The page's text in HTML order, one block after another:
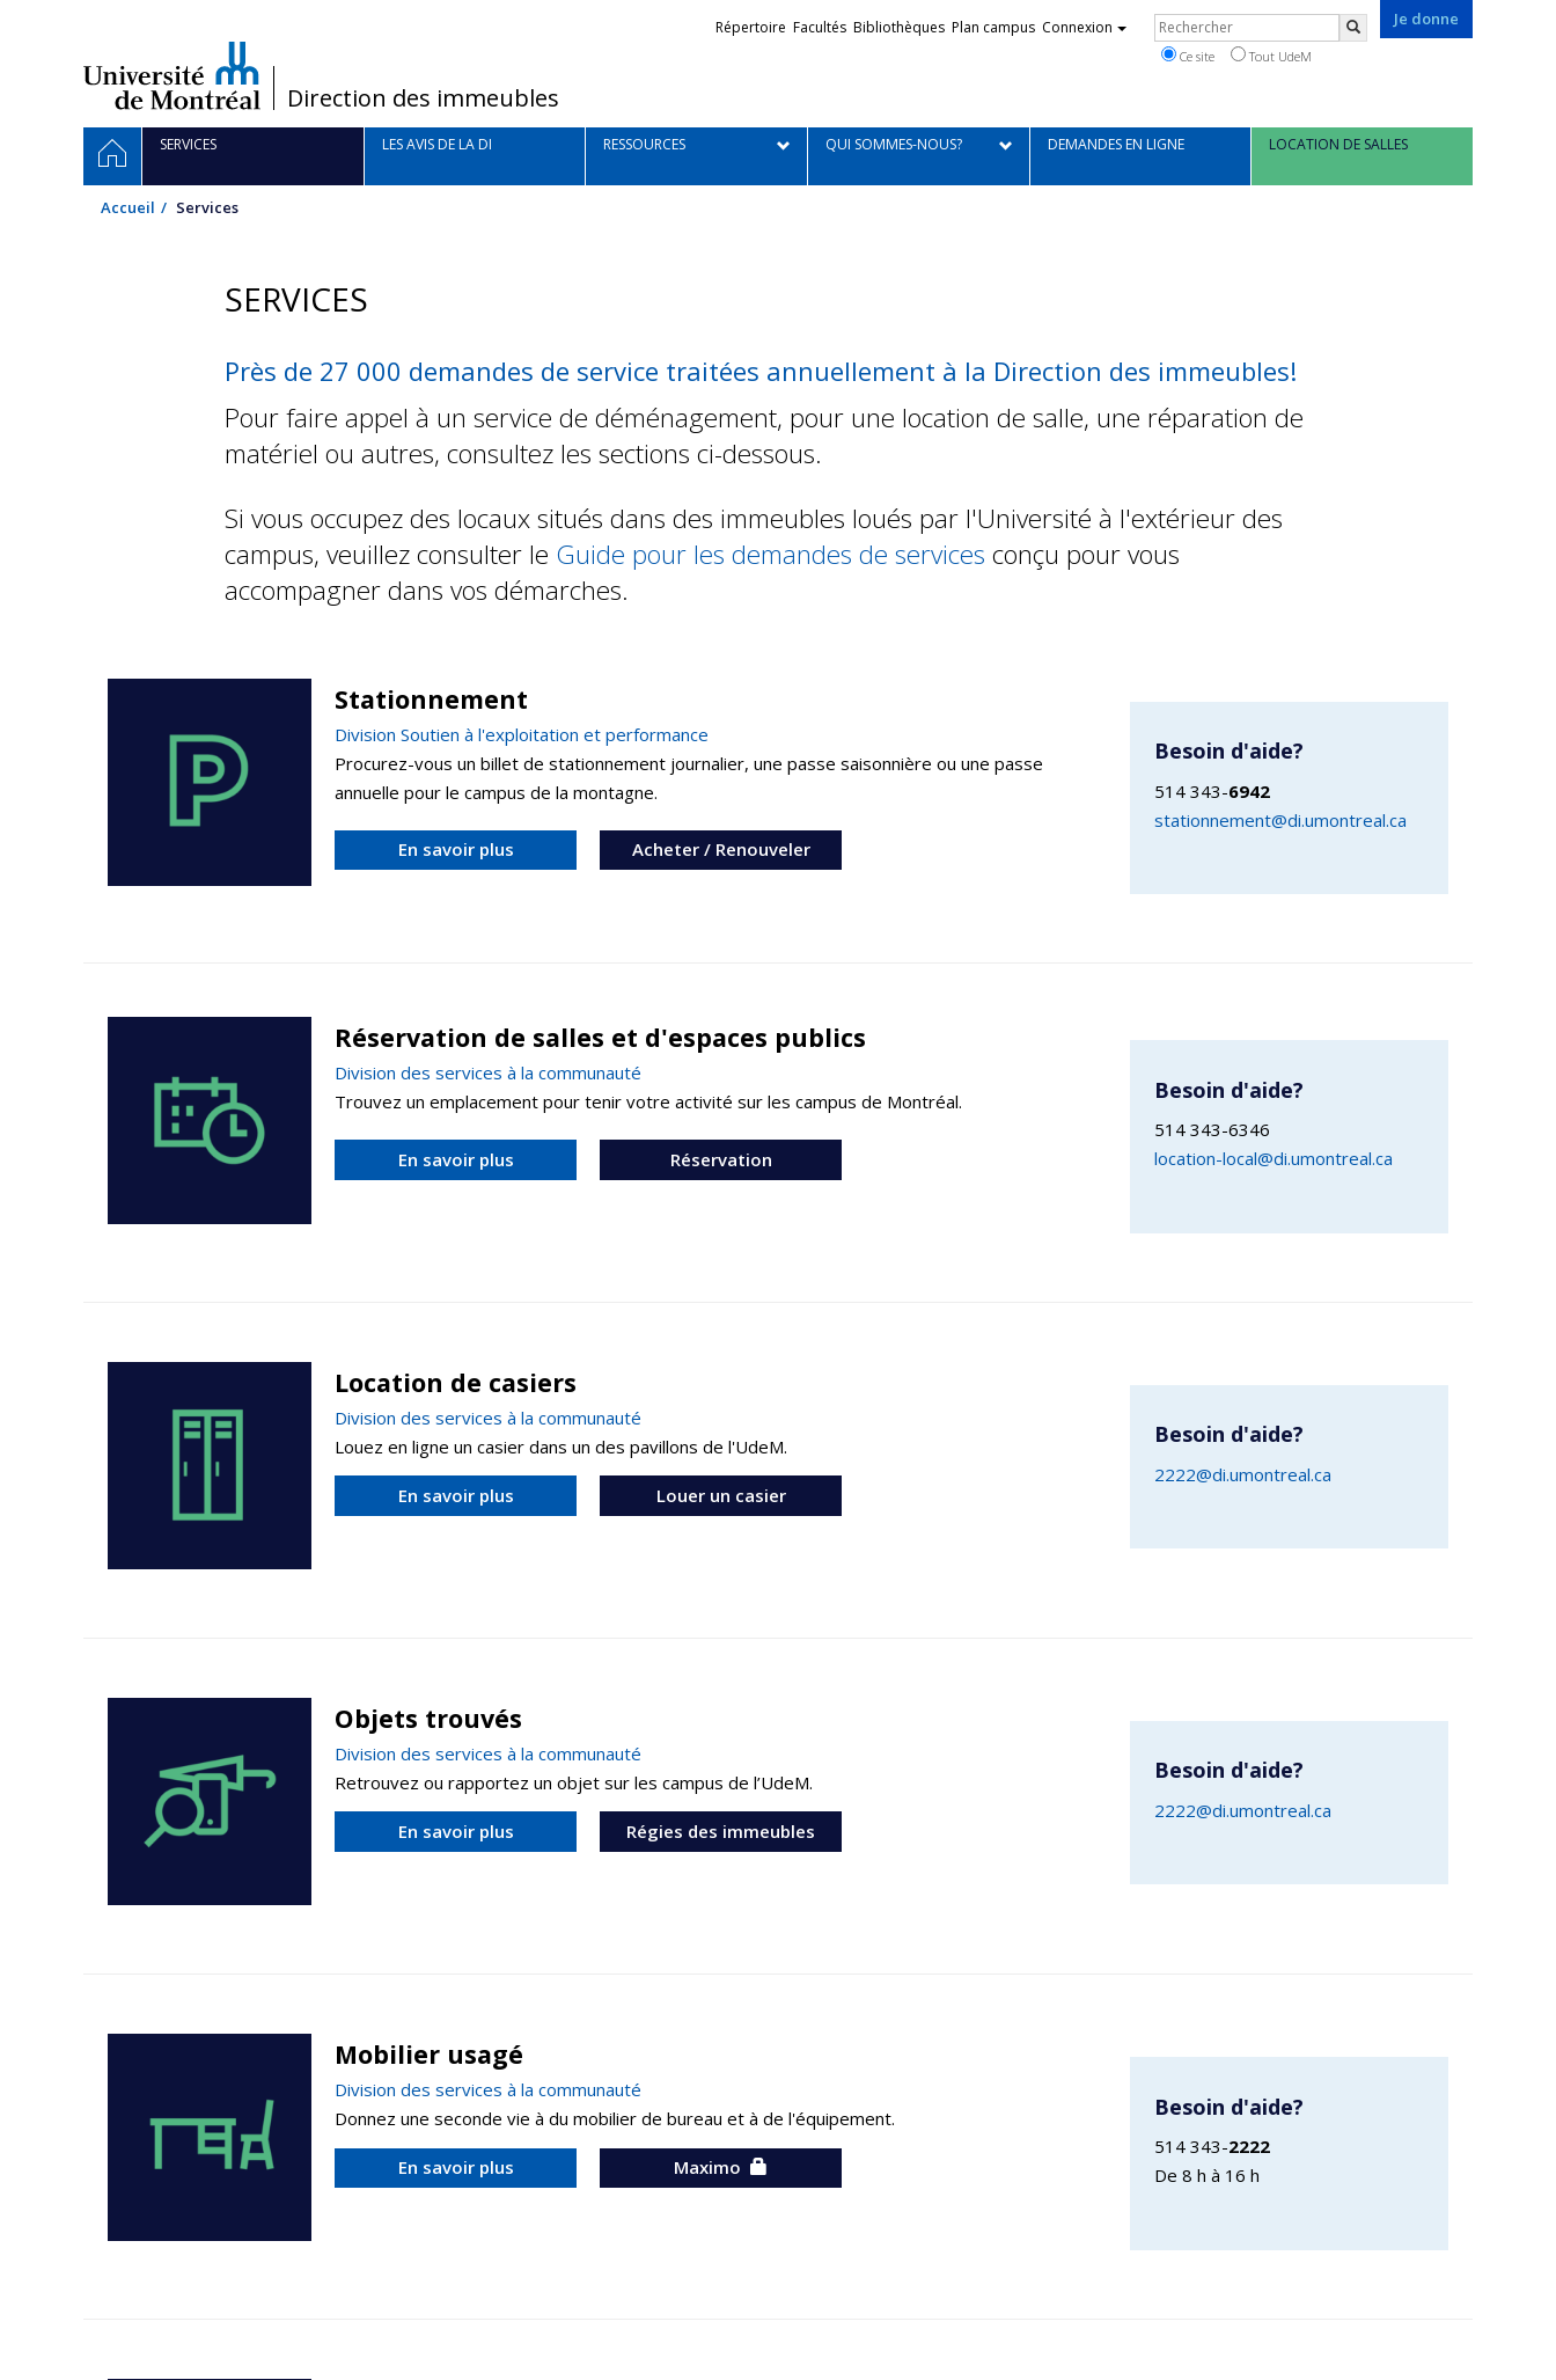
/Direction des immeubles
Je donne
Liens
Répertoire Facultés Bibliothèques Plan campus Connexion Rechercher
Ce site Tout UdeM
Navigation
principale
ACCUEILSERVICES LES AVIS DE LA DI RESSOURCES QUI SOMMES-NOUS? DEMANDES EN LIGNE LOCATION DE SALLES
Accueil Services
SERVICES
Près de 27 000 demandes de service traitées annuellement à la Direction des immeubles!
Pour faire appel à un service de déménagement, pour une location de salle, une réparation de
matériel ou autres, consultez les sections ci-dessous.
Si vous occupez des locaux situés dans des immeubles loués par l'Université à l'extérieur des
campus, veuillez consulter le Guide pour les demandes de services conçu pour vous
accompagner dans vos démarches.
Stationnement
Division Soutien à l'exploitation et performance
Procurez-vous un billet de stationnement journalier, une passe saisonnière ou une passe
annuelle pour le campus de la montagne.
En savoir plus Acheter / Renouveler
Besoin d'aide?
514 343-6942
stationnement@di.umontreal.ca
Réservation de salles et d'espaces publics
Division des services à la communauté
Trouvez un emplacement pour tenir votre activité sur les campus de Montréal.
En savoir plus Réservation
Besoin d'aide?
514 343-6346
location-local@di.umontreal.ca
Location de casiers
Division des services à la communauté
Louez en ligne un casier dans un des pavillons de l'UdeM.
En savoir plus Louer un casier
Besoin d'aide?
2222@di.umontreal.ca
Objets trouvés
Division des services à la communauté
Retrouvez ou rapportez un objet sur les campus de l’UdeM.
En savoir plus Régies des immeubles
Besoin d'aide?
2222@di.umontreal.ca
Mobilier usagé
Division des services à la communauté
Donnez une seconde vie à du mobilier de bureau et à de l'équipement.
En savoir plus Maximo
Besoin d'aide?
514 343-2222
De 8 h à 16 h